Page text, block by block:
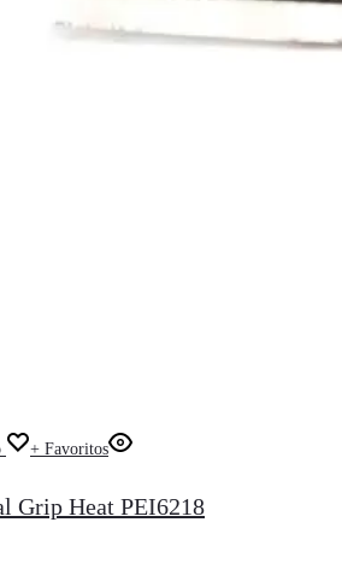
+ Favoritos
Grip Heat PEI6218